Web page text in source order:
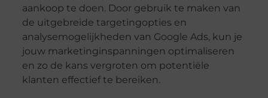
aankoop te doen. Door gebruik te maken van
de uitgebreide targetingopties en
analysemogelijkheden van Google Ads, kun je
jouw marketinginspanningen optimaliseren
en zo de kans vergroten om potentiële
klanten effectief te bereiken.